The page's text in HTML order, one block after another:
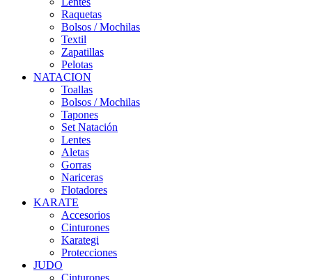
Raquetas
Bolsos / Mochilas
Textil
Zapatillas
Pelotas
NATACION
Toallas
Bolsos / Mochilas
Tapones
Set Natación
Lentes
Aletas
Gorras
Nariceras
Flotadores
KARATE
Accesorios
Cinturones
Karategi
Protecciones
JUDO